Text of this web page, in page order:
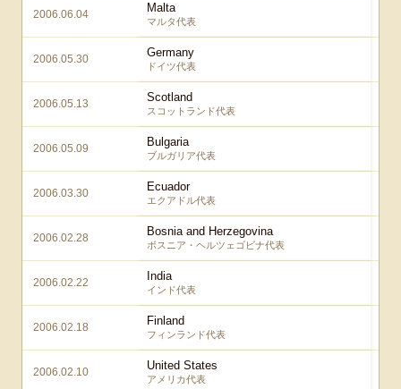
2006.06.04 Malta
マルタ代表
2006.05.30 Germany
ドイツ代表
2006.05.13 Scotland
スコットランド代表
2006.05.09 Bulgaria
ブルガリア代表
2006.03.30 Ecuador
エクアドル代表
2006.02.28 Bosnia and Herzegovina
ボスニア・ヘルツェゴビナ代表
2006.02.22 India
インド代表
2006.02.18 Finland
フィンランド代表
2006.02.10 United States
アメリカ代表